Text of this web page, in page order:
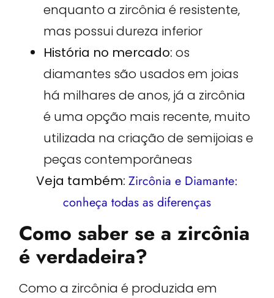
enquanto a zircônia é resistente,
mas possui dureza inferior
História no mercado: os
diamantes são usados em joias
há milhares de anos, já a zircônia
é uma opção mais recente, muito
utilizada na criação de semijoias e
peças contemporâneas
Veja também: Zircônia e Diamante:
conheça todas as diferenças
Como saber se a zircônia
é verdadeira?
Como a zircônia é produzida em